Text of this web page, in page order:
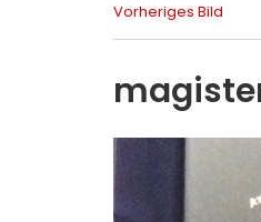
Vorheriges Bild